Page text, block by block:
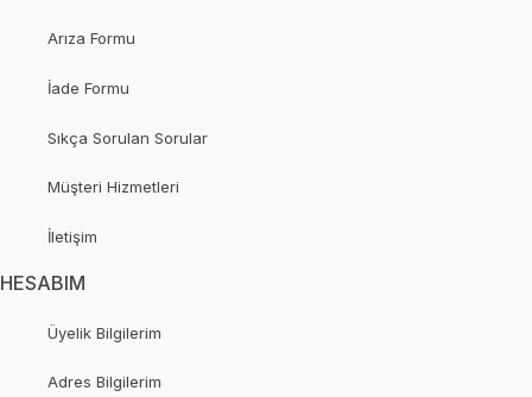
Arıza Formu
İade Formu
Sıkça Sorulan Sorular
Müşteri Hizmetleri
İletişim
HESABIM
Üyelik Bilgilerim
Adres Bilgilerim